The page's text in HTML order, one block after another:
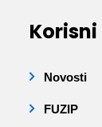
Novosti
FUZIP